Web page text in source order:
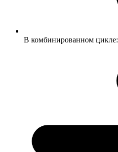
В комбинированном цикле: